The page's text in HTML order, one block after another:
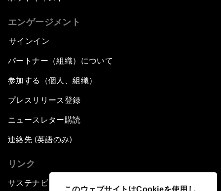
このウェブサイトはCookieを使用し
エンゲージメント
サインイン
パートナー（組織）について
参加する（個人、組織）
プレスリリース登録
ニュースレター購読
連絡先 (英語のみ)
リンク
サステナビリティへの取り組み